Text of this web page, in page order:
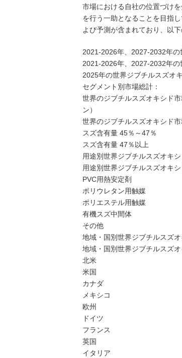
市場における自社の位置づけ
を行う一助となることを目指
よび予測が含まれており、以
2021-2026年、2027-2032年の
2021-2026年、2027-2032年の
2025年の世界ジブチルスズオ
セグメント別市場総計：
世界のジブチルスズオキシド
ン）
世界のジブチルスズオキシド
スズ含有量 45％～47％
スズ含有量 47％以上
用途別世界ジブチルスズオキ
用途別世界ジブチルスズオキ
PVC用熱安定剤
ポリウレタン用触媒
ポリエステル用触媒
有機スズ中間体
その他
地域・国別世界ジブチルスズ
地域・国別世界ジブチルスズ
北米
米国
カナダ
メキシコ
欧州
ドイツ
フランス
英国
イタリア